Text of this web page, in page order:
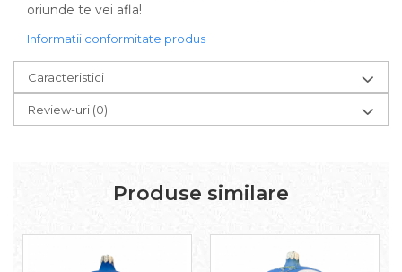
oriunde te vei afla!
Informatii conformitate produs
Caracteristici
Review-uri (0)
Produse similare